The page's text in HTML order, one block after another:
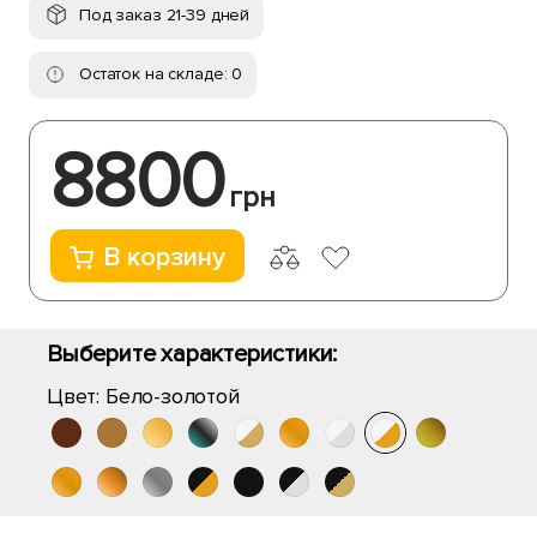
Под заказ 21-39 дней
Остаток на складе: 0
8800грн
В корзину
Выберите характеристики:
Цвет: Бело-золотой